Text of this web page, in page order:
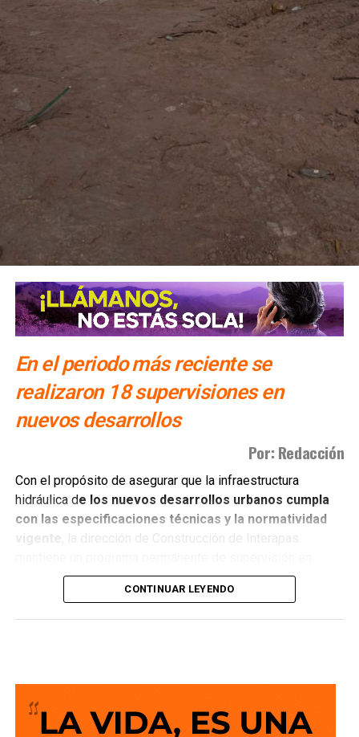
También lee:
Villa de Pozos mantiene acciones por bailes
clandestinos
En el periodo más reciente se
realizaron 18 supervisiones en
nuevos desarrollos
Por: Redacción
Con el propósito de asegurar que la infraestructura
hidráulica de los nuevos desarrollos urbanos cumpla
con las especificaciones técnicas y la normatividad
vigente
, la dirección de Construcción de Interapas
fraccionamientos y centros de población que buscan
incorporarse a las redes de agua potable y drenaje.
CONTINUAR LEYENDO